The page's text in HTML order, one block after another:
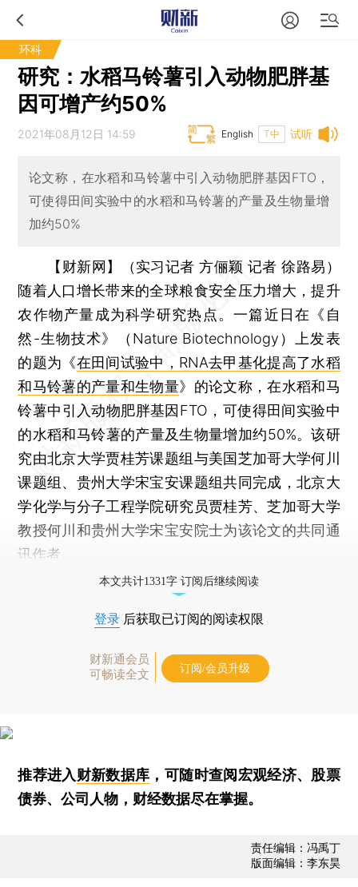
环科
研究：水稻马铃薯引入动物肥胖基
因可增产约50%
试听
2021年08月12日 14:59 T中
English
论文称，在水稻和马铃薯中引入动物肥胖基因FTO，
可使得田间实验中的水稻和马铃薯的产量及生物量增
加约50%
【财新网】（实习记者 方俪颖 记者 徐路易）
随着人口增长带来的全球粮食安全压力增大，提升
农作物产量成为科学研究热点。一篇近日在《自
然-生物技术》（Nature Biotechnology）上发表
的题为《在田间试验中，RNA去甲基化提高了水稻
和马铃薯的产量和生物量》的论文称，在水稻和马
铃薯中引入动物肥胖基因FTO，可使得田间实验中
的水稻和马铃薯的产量及生物量增加约50%。该研
究由北京大学贾桂芳课题组与美国芝加哥大学何川
课题组、贵州大学宋宝安课题组共同完成，北京大
学化学与分子工程学院研究员贾桂芳、芝加哥大学
教授何川和贵州大学宋宝安院士为该论文的共同通
讯作者。
本文共计1331字 订阅后继续阅读
登录 后获取已订阅的阅读权限
财新通会员
可畅读全文
订阅/会员升级
推荐进入财新数据库 ，可随时查阅宏观经济、股票
债券、公司人物，财经数据尽在掌握。
责任编辑：冯禹丁
版面编辑：李东昊